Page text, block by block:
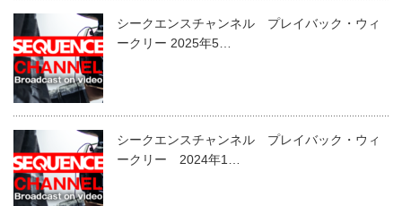
シークエンスチャンネル プレイバック・ウィ
ークリー 2025年5…
シークエンスチャンネル プレイバック・ウィ
ークリー 2024年1…